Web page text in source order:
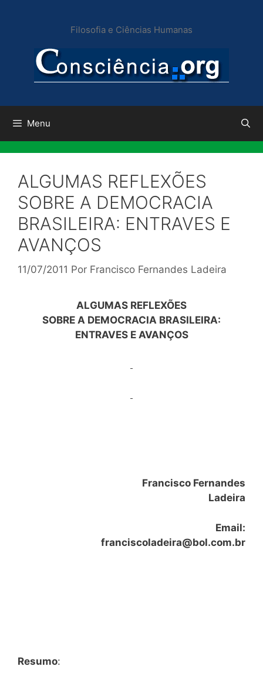
conteúdo
Filosofia e Ciências Humanas
Menu
ALGUMAS REFLEXÕES
SOBRE A DEMOCRACIA
BRASILEIRA: ENTRAVES E
AVANÇOS
11/07/2011 Por Francisco Fernandes Ladeira
ALGUMAS REFLEXÕES
SOBRE A DEMOCRACIA BRASILEIRA:
ENTRAVES E AVANÇOS
Francisco Fernandes
Ladeira
Email:
franciscoladeira@bol.com.br
Resumo: